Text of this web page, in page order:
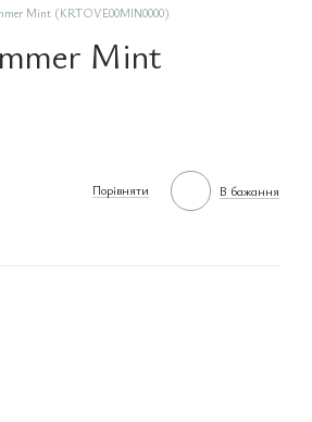
Mint (KRTOVE00MIN0000)
Mint
Порівняти В бажання